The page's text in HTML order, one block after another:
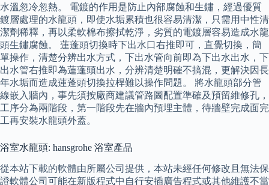
水溫忽冷忽熱。 電鍍的作用是防止內部腐蝕和生鏽，經過優質
鍍層處理的水龍頭，即使水垢累積也很容易清潔，只需用中性清
潔劑稀釋，再以柔軟棉布擦拭乾淨，劣質的電鍍層容易造成水龍
頭生鏽腐蝕。 蓮蓬頭切換時下出水口右推即可，直覺切換，簡
單操作，清楚分辨出水方式，下出水管向前即為下出水出水，下
出水管右推即為蓮蓬頭出水，分辨清楚明確不搞混，更解決因長
年水垢而造成蓮蓬頭切換拉桿難以操作問題。 將水龍頭部分管
線嵌入牆內，事先須按廠商建議管路圖配置準確及預留維修孔，
工序分為兩階段，第一階段先在牆內預埋主體，待牆壁完成面完
工再安裝水龍頭外蓋。
浴室水龍頭: hansgrohe 浴室產品
從本站下載的軟體由所屬公司提供，本站未經任何修改且無法保
證軟體公司可能在新版程式中自行安插廣告程式或其他維護不當